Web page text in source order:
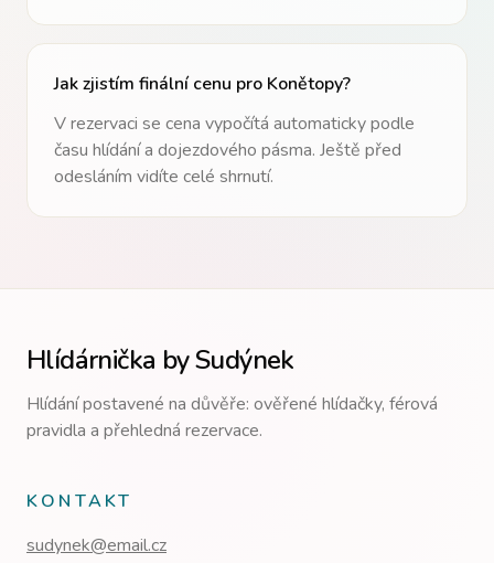
Jak zjistím finální cenu pro Konětopy?
V rezervaci se cena vypočítá automaticky podle
času hlídání a dojezdového pásma. Ještě před
odesláním vidíte celé shrnutí.
Hlídárnička by Sudýnek
Hlídání postavené na důvěře: ověřené hlídačky, férová
pravidla a přehledná rezervace.
KONTAKT
sudynek@email.cz